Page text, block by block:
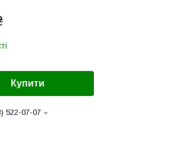
Купити
522-07-07